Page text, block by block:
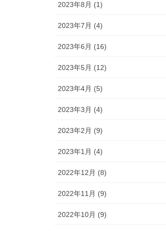
2023年8月 (1)
2023年7月 (4)
2023年6月 (16)
2023年5月 (12)
2023年4月 (5)
2023年3月 (4)
2023年2月 (9)
2023年1月 (4)
2022年12月 (8)
2022年11月 (9)
2022年10月 (9)